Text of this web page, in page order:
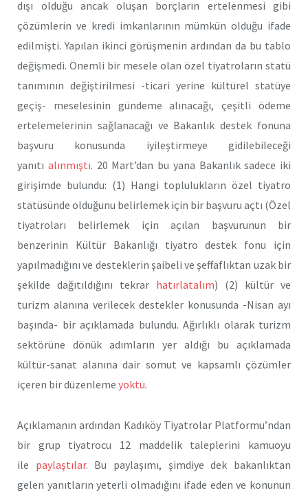
dışı olduğu ancak oluşan borçların ertelenmesi gibi
çözümlerin ve kredi imkanlarının mümkün olduğu ifade
edilmişti. Yapılan ikinci görüşmenin ardından da bu tablo
değişmedi. Önemli bir mesele olan özel tiyatroların statü
tanımının değiştirilmesi -ticari yerine kültürel statüye
geçiş- meselesinin gündeme alınacağı, çeşitli ödeme
ertelemelerinin sağlanacağı ve Bakanlık destek fonuna
başvuru konusunda iyileştirmeye gidilebileceği
yanıtı alınmıştı. 20 Mart’dan bu yana Bakanlık sadece iki
girişimde bulundu: (1) Hangi toplulukların özel tiyatro
statüsünde olduğunu belirlemek için bir başvuru açtı (Özel
tiyatroları belirlemek için açılan başvurunun bir
benzerinin Kültür Bakanlığı tiyatro destek fonu için
yapılmadığını ve desteklerin şaibeli ve şeffaflıktan uzak bir
şekilde dağıtıldığını tekrar hatırlatalım) (2) kültür ve
turizm alanına verilecek destekler konusunda -Nisan ayı
başında- bir açıklamada bulundu. Ağırlıklı olarak turizm
sektörüne dönük adımların yer aldığı bu açıklamada
kültür-sanat alanına dair somut ve kapsamlı çözümler
içeren bir düzenleme yoktu.
Açıklamanın ardından Kadıköy Tiyatrolar Platformu’ndan
bir grup tiyatrocu 12 maddelik taleplerini kamuoyu
ile paylaştılar. Bu paylaşımı, şimdiye dek bakanlıktan
gelen yanıtların yeterli olmadığını ifade eden ve konunun